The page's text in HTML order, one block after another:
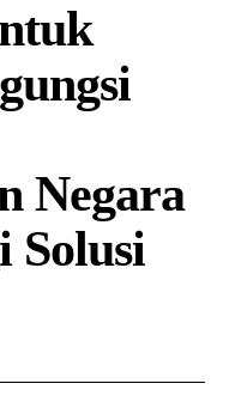
Negara
Solusi